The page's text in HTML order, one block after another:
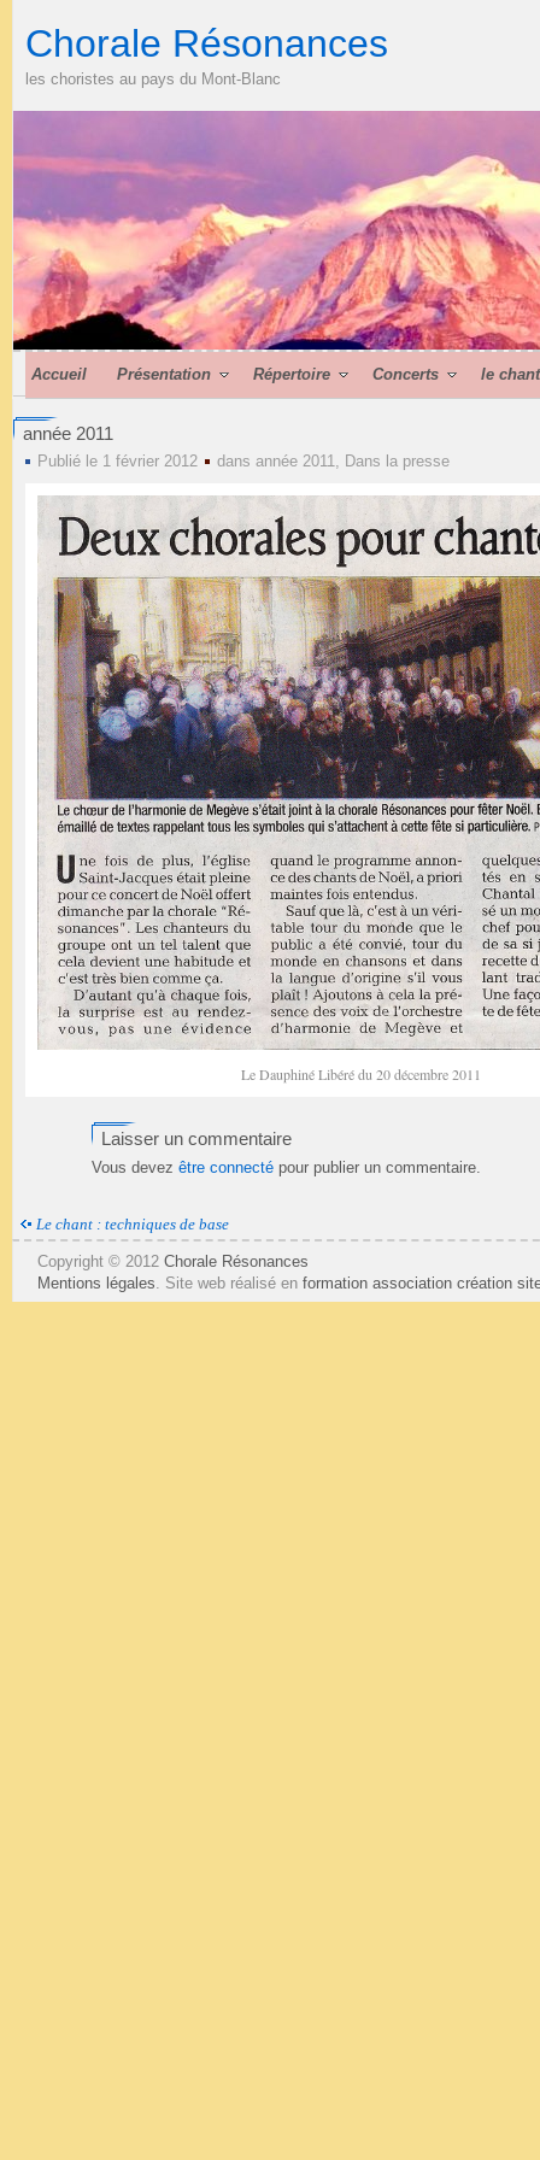
Chorale Résonances
les choristes au pays du Mont-Blanc
Accueil Présentation Répertoire Concerts le
année 2011
Publié le 1 février 2012 dans année 2011, Dans la presse
Le Dauphiné Libéré du 20 décembre 2011
Laisser un commentaire
Vous devez être connecté pour publier un commentaire.
Le chant : techniques de base
Copyright © 2012 Chorale Résonances
Mentions légales. Site web réalisé en formation association création